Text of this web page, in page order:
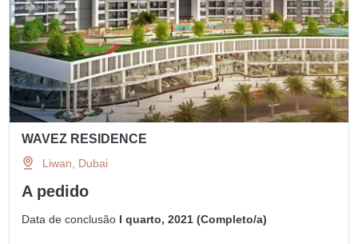
WAVEZ RESIDENCE
Liwan, Dubai
A pedido
Data de conclusão I quarto, 2021 (Completo/a)